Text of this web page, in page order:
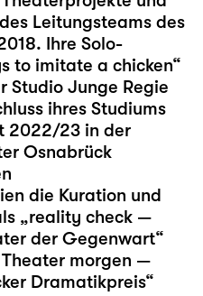
Leitungsteams des
Ihre Solo-
to imitate a chicken“
Studio Junge Regie
ihres Studiums
2022/23 in der
Osnabrück
die Kuration und
„reality check —
der Gegenwart“
morgen —
Dramatikpreis“